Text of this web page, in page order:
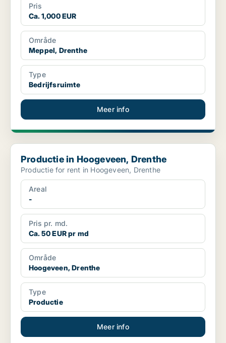
Pris
Ca. 1,000 EUR
Område
Meppel, Drenthe
Type
Bedrijfsruimte
Meer info
Productie in Hoogeveen, Drenthe
Productie in Hoogeveen, Drenthe
Productie for rent in Hoogeveen, Drenthe
Areal
-
Pris pr. md.
Ca. 50 EUR pr md
Område
Hoogeveen, Drenthe
Type
Productie
Meer info